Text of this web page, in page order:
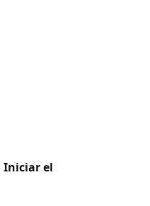
Iniciar el